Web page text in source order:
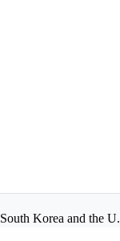
South Korea and the